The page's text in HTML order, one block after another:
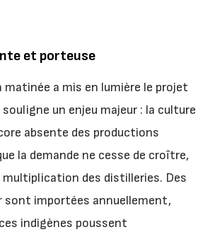
et porteuse
matinée a mis en lumière le projet
un enjeu majeur : la culture
absente des productions
la demande ne cesse de croître,
des distilleries. Des
sont importées annuellement,
indigènes poussent